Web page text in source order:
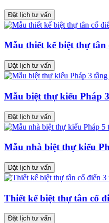
Đặt lịch tư vấn
Mẫu thiết kế biệt thự
Đặt lịch tư vấn
Mẫu biệt thự kiểu Pháp
Đặt lịch tư vấn
Mẫu nhà biệt thự kiểu
Đặt lịch tư vấn
Thiết kế biệt thự tân cổ
Đặt lịch tư vấn